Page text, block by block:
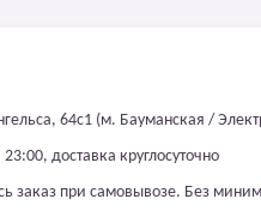
64с1 (м. Бауманская /
доставка круглосуточно
заказ при самовывозе. Без